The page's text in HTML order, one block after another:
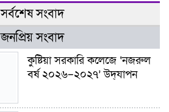
সর্বশেষ সংবাদ
জনপ্রিয় সংবাদ
কুষ্টিয়া সরকারি কলেজে ‘নজরুল
বর্ষ ২০২৬–২০২৭’ উদ্‌যাপন